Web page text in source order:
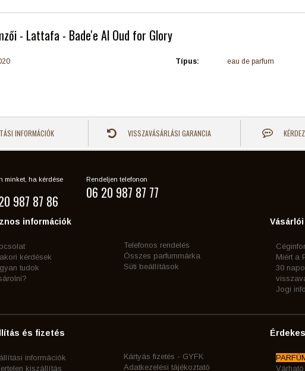
- Lattafa - Bade'e Al Oud for Glory
Típus: eau de parfum
INFORMÁCIÓK VISSZAVÁSÁRLÁSI GARANCIA
minket, ha kérdése
987 87 86
Rendeljen telefonon
06 20 987 87 77
információk
kérdések
tudok
Telefonos rendelés
Összes parfummárka
Süti beállítások
Miért a
30
Jogi
és fizetés
információk
kiszállítás
Kártyás fizetés - GYFK
Adatkezelési tájékoztató